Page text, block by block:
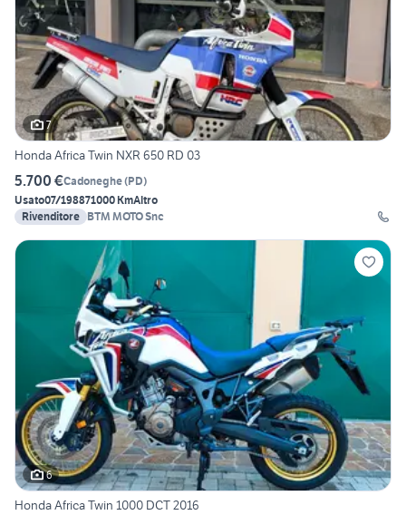
7
Honda Africa Twin NXR 650 RD 03
5.700 €Cadoneghe(PD)
Usato07/198871000 KmAltro
Rivenditore BTM MOTO Snc
6
Honda Africa Twin 1000 DCT 2016